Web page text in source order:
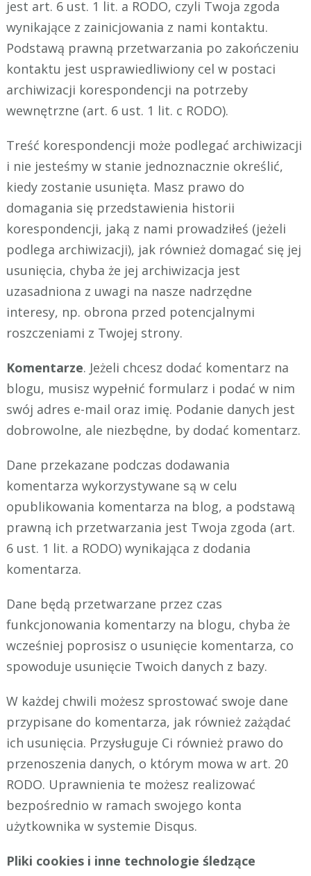
jest art. 6 ust. 1 lit. a RODO, czyli Twoja zgoda
wynikające z zainicjowania z nami kontaktu.
Podstawą prawną przetwarzania po zakończeniu
kontaktu jest usprawiedliwiony cel w postaci
archiwizacji korespondencji na potrzeby
wewnętrzne (art. 6 ust. 1 lit. c RODO).
Treść korespondencji może podlegać archiwizacji
i nie jesteśmy w stanie jednoznacznie określić,
kiedy zostanie usunięta. Masz prawo do
domagania się przedstawienia historii
korespondencji, jaką z nami prowadziłeś (jeżeli
podlega archiwizacji), jak również domagać się jej
usunięcia, chyba że jej archiwizacja jest
uzasadniona z uwagi na nasze nadrzędne
interesy, np. obrona przed potencjalnymi
roszczeniami z Twojej strony.
Komentarze. Jeżeli chcesz dodać komentarz na
blogu, musisz wypełnić formularz i podać w nim
swój adres e-mail oraz imię. Podanie danych jest
dobrowolne, ale niezbędne, by dodać komentarz.
Dane przekazane podczas dodawania
komentarza wykorzystywane są w celu
opublikowania komentarza na blog, a podstawą
prawną ich przetwarzania jest Twoja zgoda (art.
6 ust. 1 lit. a RODO) wynikająca z dodania
komentarza.
Dane będą przetwarzane przez czas
funkcjonowania komentarzy na blogu, chyba że
wcześniej poprosisz o usunięcie komentarza, co
spowoduje usunięcie Twoich danych z bazy.
W każdej chwili możesz sprostować swoje dane
przypisane do komentarza, jak również zażądać
ich usunięcia. Przysługuje Ci również prawo do
przenoszenia danych, o którym mowa w art. 20
RODO. Uprawnienia te możesz realizować
bezpośrednio w ramach swojego konta
użytkownika w systemie Disqus.
Pliki cookies i inne technologie śledzące